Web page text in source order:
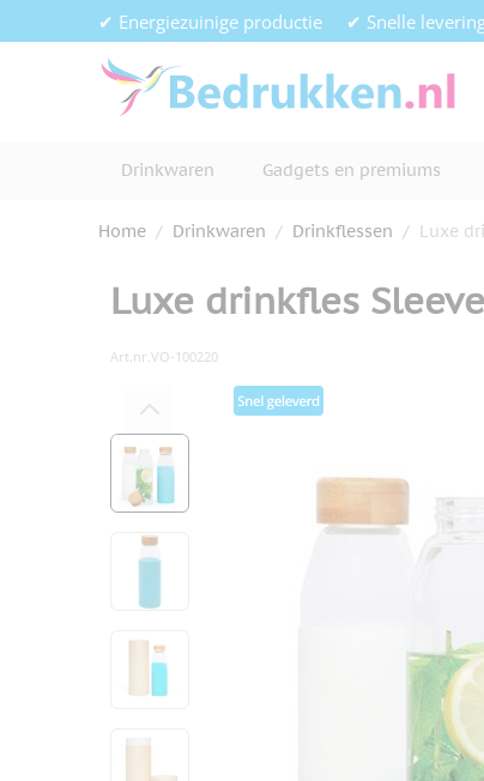
Ga naar de inhoud✔ Energiezuinige productie ✔ Snelle
Drinkwaren Gadgets en premiums
Home / Drinkwaren / Drinkflessen / Luxe
Luxe drinkfles Sleeve
Art.nr.VO-100220
Hoofdafbeelding
Klik om afbeelding op
View larger image
View larger image
View larger image
View larger image